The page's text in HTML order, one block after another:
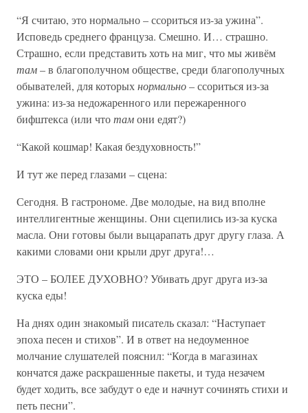
“Я считаю, это нормально – ссориться из-за ужина”.
Исповедь среднего француза. Смешно. И… страшно.
Страшно, если представить хоть на миг, что мы живём
там– в благополучном обществе, среди благополучных
обывателей, для которыхнормально– ссориться из-за
ужина: из-за недожаренного или пережаренного
бифштекса (или чтотамони едят?)
“Какой кошмар! Какая бездуховность!”
И тут же перед глазами – сцена:
Сегодня. В гастрономе. Две молодые, на вид вполне
интеллигентные женщины. Они сцепились из-за куска
масла. Они готовы были выцарапать друг другу глаза. А
какими словами они крыли друг друга!…
ЭТО – БОЛЕЕ ДУХОВНО? Убивать друг друга из-за
куска еды!
На днях один знакомый писатель сказал: “Наступает
эпоха песен и стихов”. И в ответ на недоуменное
молчание слушателей пояснил: “Когда в магазинах
кончатся даже раскрашенные пакеты, и туда незачем
будет ходить, все забудут о еде и начнут сочинять стихи и
петь песни”.